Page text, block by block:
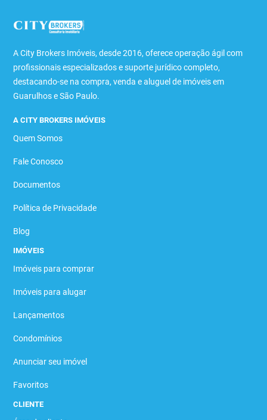
A City Brokers Imóveis, desde 2016, oferece operação ágil com
profissionais especializados e suporte jurídico completo,
destacando-se na compra, venda e aluguel de imóveis em
Guarulhos e São Paulo.
A CITY BROKERS IMÓVEIS
Quem Somos
Fale Conosco
Documentos
Política de Privacidade
Blog
IMÓVEIS
Imóveis para comprar
Imóveis para alugar
Lançamentos
Condomínios
Anunciar seu imóvel
Favoritos
CLIENTE